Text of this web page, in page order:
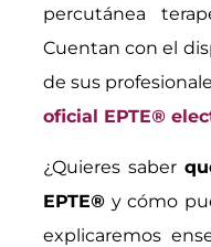
percutánea
Cuentan con el
de sus
oficial EPTE®
¿Quieres saber
EPTE®y cómo
explicaremos